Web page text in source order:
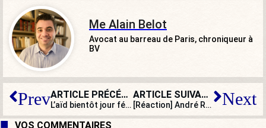
Me Alain Belot
Avocat au barreau de Paris, chroniqueur à
BV
Prev ARTICLE PRÉCÉDENT
L’aïd bientôt jour férié en France ?
ARTICLE SUIVANT
[Réaction] André Rougé : « Il y a une ingérence comorienne à Mayotte ! » Next
VOS COMMENTAIRES